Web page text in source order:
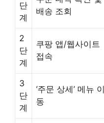
단
계
배송 조회
2
단
계
쿠팡 앱/웹사이트
접속
3
단
계
‘주문 상세’ 메뉴 이
동